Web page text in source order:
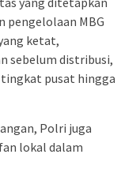
pengelolaan MBG
ketat,
sebelum distribusi,
pusat hingga
Polri juga
lokal dalam